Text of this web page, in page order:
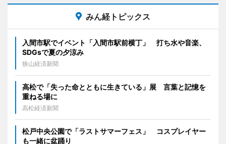
みん経トピックス
入間市駅でイベント「入間市駅前横丁」 打ち水や音楽、
SDGsで夏の夕涼み
狭山経済新聞
高松で「失った命とともに生きている」展 言葉と記憶を
重ねる場に
高松経済新聞
松戸中央公園で「ラストサマーフェス」 コスプレイヤー
も一緒に盆踊り